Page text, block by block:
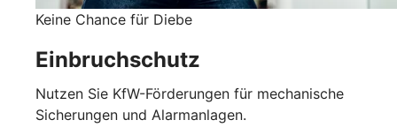
Keine Chance für Diebe
Einbruchschutz
Nutzen Sie KfW-Förderungen für mechanische
Sicherungen und Alarmanlagen.